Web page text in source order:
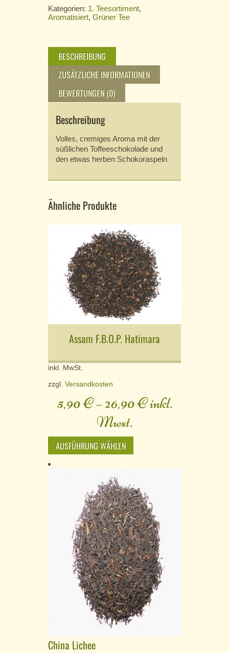
Kategorien: 1. Teesortiment,
Aromatisiert, Grüner Tee
BESCHREIBUNG
ZUSÄTZLICHE INFORMATIONEN
BEWERTUNGEN (0)
Beschreibung
Volles, cremiges Aroma mit der
süßlichen Toffeeschokolade und
den etwas herben Schokoraspeln
Ähnliche Produkte
Assam F.B.O.P. Hatimara
inkl. MwSt.
zzgl. Versandkosten
5,90€–26,90€inkl.
Mwst.
AUSFÜHRUNG WÄHLEN
China Lichee